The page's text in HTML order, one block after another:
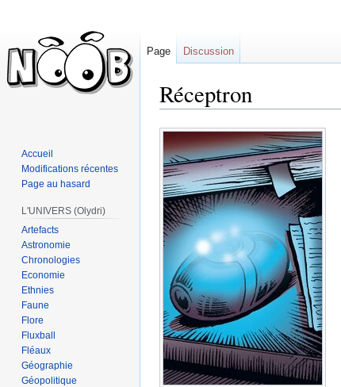
Réceptron
Sauter
à
la
navigation
Sauter
à
la
recherche
Page Discussion
Accueil
Modifications récentes
Page au hasard
L'UNIVERS (Olydri)
Artefacts
Astronomie
Chronologies
Economie
Ethnies
Faune
Flore
Fluxball
Fléaux
Géographie
Géopolitique